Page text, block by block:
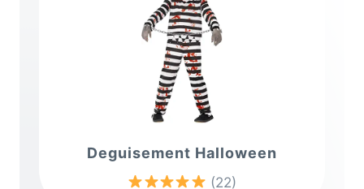
Deguisement Halloween
(22)